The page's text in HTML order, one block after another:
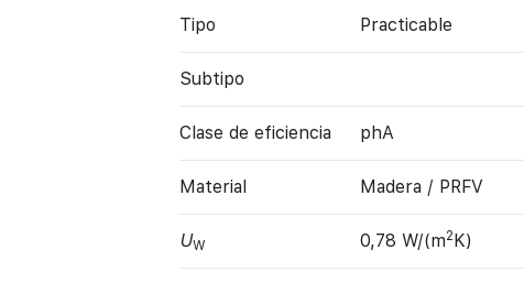
Tipo Practicable
Subtipo
Clase de eficiencia phA
Material Madera / PRFV
UW 0,78 W/(m2K)